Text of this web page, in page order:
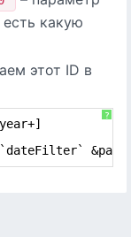
есть какую
этот ID в
?